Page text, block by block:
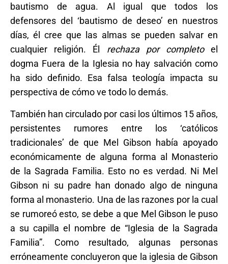
bautismo de agua. Al igual que todos los
defensores del ‘bautismo de deseo’ en nuestros
días, él cree que las almas se pueden salvar en
cualquier religión. Él rechaza por completoel
dogma Fuera de la Iglesia no hay salvación como
ha sido definido. Esa falsa teología impacta su
perspectiva de cómo ve todo lo demás.
También han circulado por casi los últimos 15 años,
persistentes rumores entre los ‘católicos
tradicionales’ de que Mel Gibson había apoyado
económicamente de alguna forma al Monasterio
de la Sagrada Familia. Esto no es verdad. Ni Mel
Gibson ni su padre han donado algo de ninguna
forma al monasterio. Una de las razones por la cual
se rumoreó esto, se debe a que Mel Gibson le puso
a su capilla el nombre de “Iglesia de la Sagrada
Familia”. Como resultado, algunas personas
erróneamente concluyeron que la iglesia de Gibson